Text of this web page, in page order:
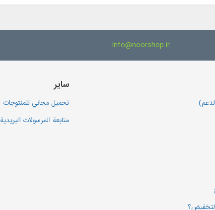
info@noorshop.ir
سایر
تحميل مجاني للمنتوجات
متابعة المرسولات البريدية